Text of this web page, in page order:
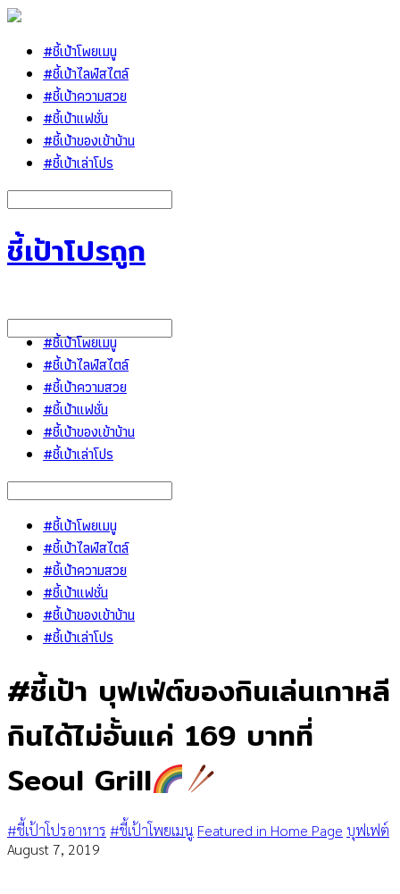
#ชี้เป้าโพยเมนู
#ชี้เป้าไลฟ์สไตล์
#ชี้เป้าความสวย
#ชี้เป้าแฟชั่น
#ชี้เป้าของเข้าบ้าน
#ชี้เป้าเล่าโปร
ชี้เป้าโปรถูก
#ชี้เป้าโพยเมนู
#ชี้เป้าไลฟ์สไตล์
#ชี้เป้าความสวย
#ชี้เป้าแฟชั่น
#ชี้เป้าของเข้าบ้าน
#ชี้เป้าเล่าโปร
#ชี้เป้าโพยเมนู
#ชี้เป้าไลฟ์สไตล์
#ชี้เป้าความสวย
#ชี้เป้าแฟชั่น
#ชี้เป้าของเข้าบ้าน
#ชี้เป้าเล่าโปร
#ชี้เป้า บุฟเฟ่ต์ของกินเล่นเกาหลี
กินได้ไม่อั้นแค่ 169 บาทที่
Seoul Grill
#ชี้เป้าโปรอาหาร #ชี้เป้าโพยเมนู Featured in Home Page บุฟเฟต์
August 7, 2019